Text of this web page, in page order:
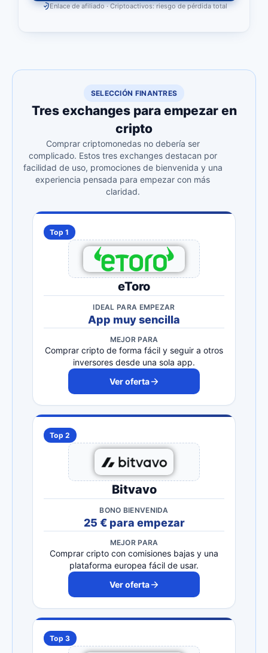
Enlace de afiliado · Criptoactivos: riesgo de pérdida total
SELECCIÓN FINANTRES
Tres exchanges para empezar en
cripto
Comprar criptomonedas no debería ser
complicado. Estos tres exchanges destacan por
facilidad de uso, promociones de bienvenida y una
experiencia pensada para empezar con más
claridad.
Top 1
eToro
IDEAL PARA EMPEZAR
App muy sencilla
MEJOR PARA
Comprar cripto de forma fácil y seguir a otros
inversores desde una sola app.
Ver oferta
Top 2
Bitvavo
BONO BIENVENIDA
25 € para empezar
MEJOR PARA
Comprar cripto con comisiones bajas y una
plataforma europea fácil de usar.
Ver oferta
Top 3